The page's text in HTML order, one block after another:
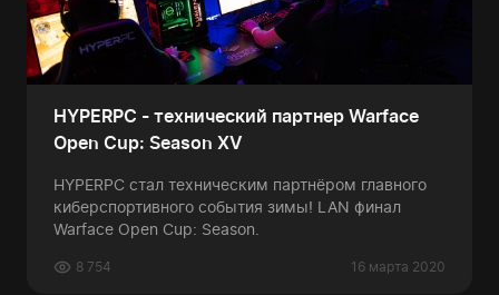
HYPERPC - технический партнер Warface
Open Cup: Season XV
HYPERPC стал техническим партнёром главного
киберспортивного события зимы! LAN финал
Warface Open Cup: Season.
16 марта 2020
8 754